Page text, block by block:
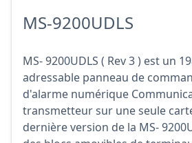
MS-9200UDLS
MS- 9200UDLS ( Rev 3 ) est un
adressable panneau de
d'alarme numérique
transmetteur sur une seule
dernière version de la MS-